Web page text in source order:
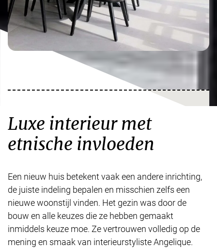
Luxe interieur met
etnische invloeden
Een nieuw huis betekent vaak een andere inrichting,
de juiste indeling bepalen en misschien zelfs een
nieuwe woonstijl vinden. Het gezin was door de
bouw en alle keuzes die ze hebben gemaakt
inmiddels keuze moe. Ze vertrouwen volledig op de
mening en smaak van interieurstyliste Angelique.